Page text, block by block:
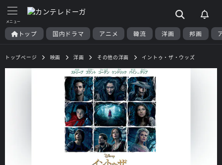
トップ 国内ドラマ アニメ 韓流 洋画 邦画
トップページ 映画 洋画 その他の洋画 イントゥ・ザ・ウッズ